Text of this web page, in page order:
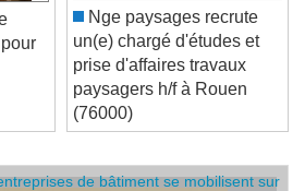
Nge paysages recrute
un(e) chargé d'études et
prise d'affaires travaux
paysagers h/f à Rouen
(76000)
de bâtiment se mobilisent sur